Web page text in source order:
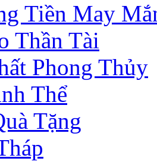
Tiền May
Thần Tài
Phong Thủy
Thể
Tặng